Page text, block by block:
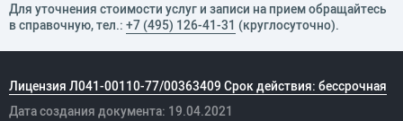
Для уточнения стоимости услуг и записи на прием обращайтесь
в справочную, тел.: +7 (495) 126-41-31 (круглосуточно).
Лицензия Л041-00110-77/00363409 Срок действия: бессрочная
Дата создания документа: 19.04.2021